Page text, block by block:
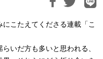
こたえてくださる連載「こ
いだ方も多いと思われる、